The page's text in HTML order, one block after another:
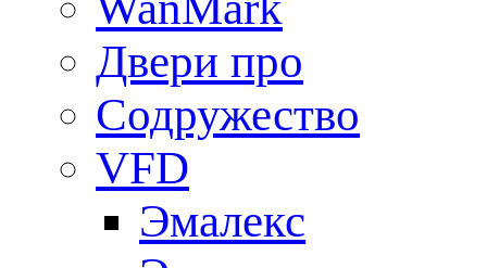
Двери про
Содружество
VFD
Эмалекс